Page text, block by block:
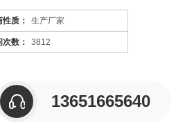
性质： 生产厂家
次数： 3812
13651665640